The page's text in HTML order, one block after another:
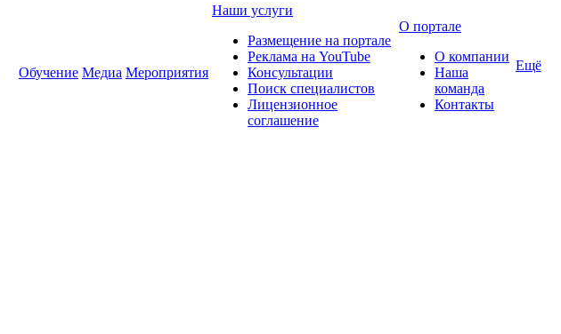
Обучение Медиа Мероприятия
Наши услуги
Размещение на портале
Реклама на YouTube
Консультации
Поиск специалистов
Лицензионное
соглашение
О портале
О компании
Наша
команда
Контакты
Ещё